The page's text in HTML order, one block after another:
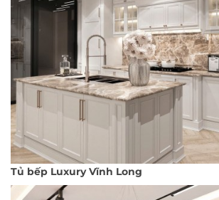
Tủ bếp Luxury Vĩnh Long